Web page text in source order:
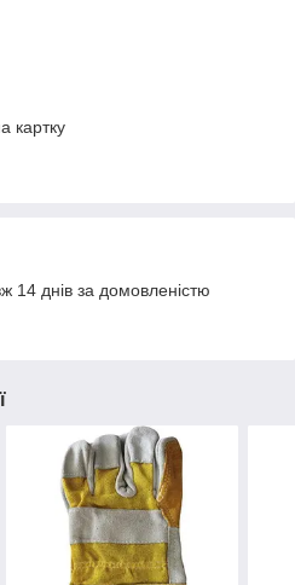
картку
14 днів за домовленістю